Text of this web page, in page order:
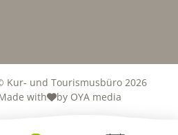
Kur- und Tourismusbüro 2026
with
by OYA media